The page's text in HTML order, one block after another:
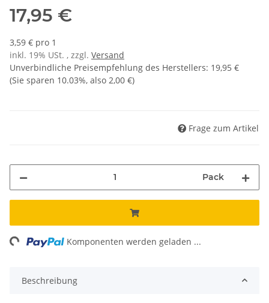
17,95 €
3,59 € pro 1
inkl. 19% USt. , zzgl. Versand
Unverbindliche Preisempfehlung des Herstellers: 19,95 €
(Sie sparen 10.03%, also 2,00 €)
Frage zum Artikel
Pack
Komponenten werden geladen ...
Beschreibung